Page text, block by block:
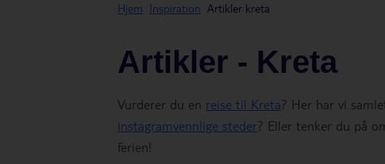
Hjem Inspiration Artikler kreta
Artikler - Kreta
Vurderer du en reise til Kreta? Her har vi
instagramvennlige steder? Eller tenker du på
ferien!